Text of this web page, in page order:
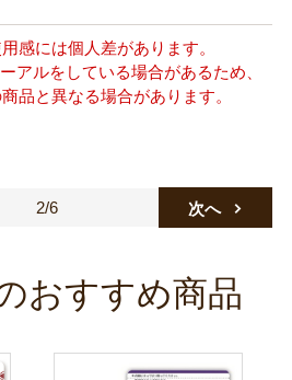
感には個人差があります。
アルをしている場合があるため、
品と異なる場合があります。
2/6 次へ
おすすめ商品